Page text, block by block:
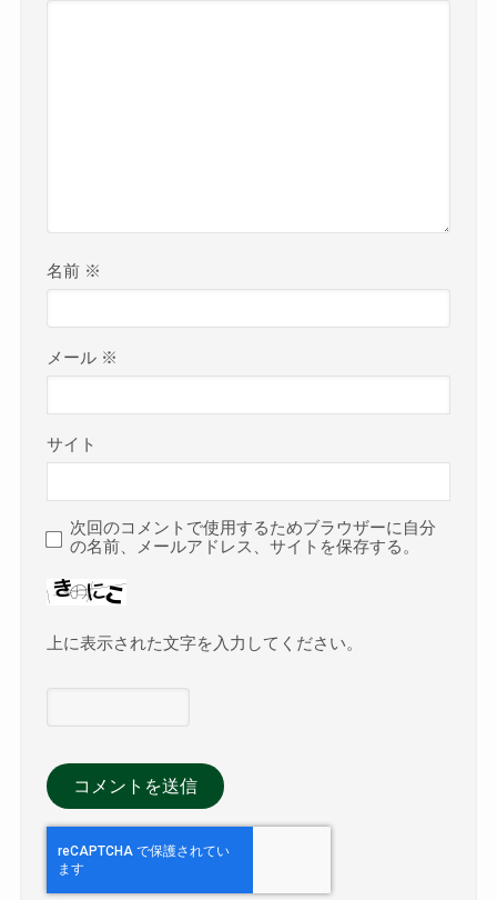
名前 ※
メール ※
サイト
次回のコメントで使用するためブラウザーに自分
の名前、メールアドレス、サイトを保存する。
上に表示された文字を入力してください。